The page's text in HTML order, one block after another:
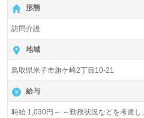
形態
訪問介護
地域
鳥取県米子市旗ケ崎2丁目10-21
給与
時給 1,030円～ ～勤務状況などを考慮